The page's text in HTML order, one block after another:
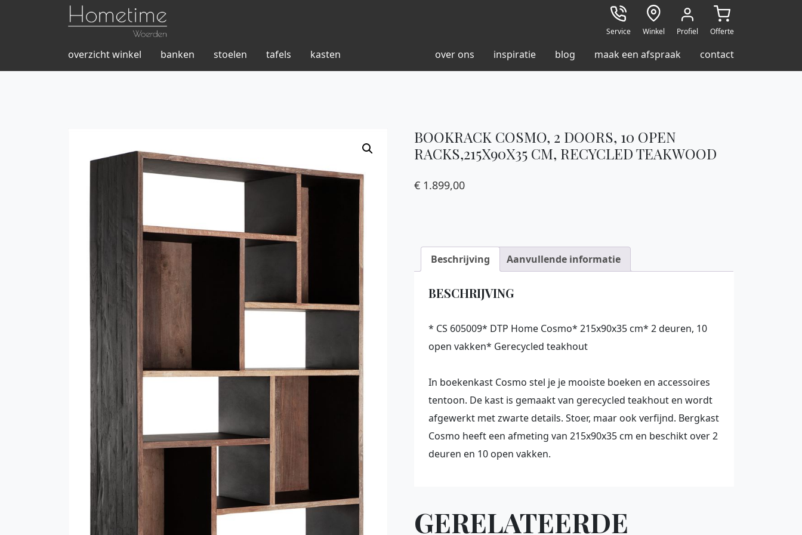
Service Winkel Profiel Offerte
overzicht winkel banken stoelen tafels kasten over ons inspiratie blog maak een afspraak contact
BOOKRACK COSMO, 2 DOORS, 10 OPEN
RACKS,215X90X35 CM, RECYCLED TEAKWOOD
€ 1.899,00
Beschrijving Aanvullende informatie
BESCHRIJVING
* CS 605009* DTP Home Cosmo* 215x90x35 cm* 2 deuren, 10
open vakken* Gerecycled teakhout
In boekenkast Cosmo stel je je mooiste boeken en accessoires
tentoon. De kast is gemaakt van gerecycled teakhout en wordt
afgewerkt met zwarte details. Stoer, maar ook verfijnd. Bergkast
Cosmo heeft een afmeting van 215x90x35 cm en beschikt over 2
deuren en 10 open vakken.
GERELATEERDE